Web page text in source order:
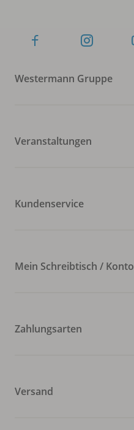
Westermann Gruppe
Veranstaltungen
Kundenservice
Mein Schreibtisch / Konto
Zahlungsarten
Versand